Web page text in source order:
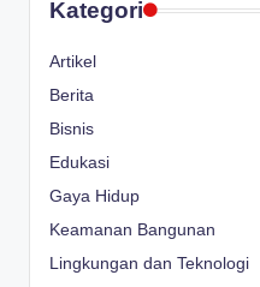
Kategori
Artikel
Berita
Bisnis
Edukasi
Gaya Hidup
Keamanan Bangunan
Lingkungan dan Teknologi